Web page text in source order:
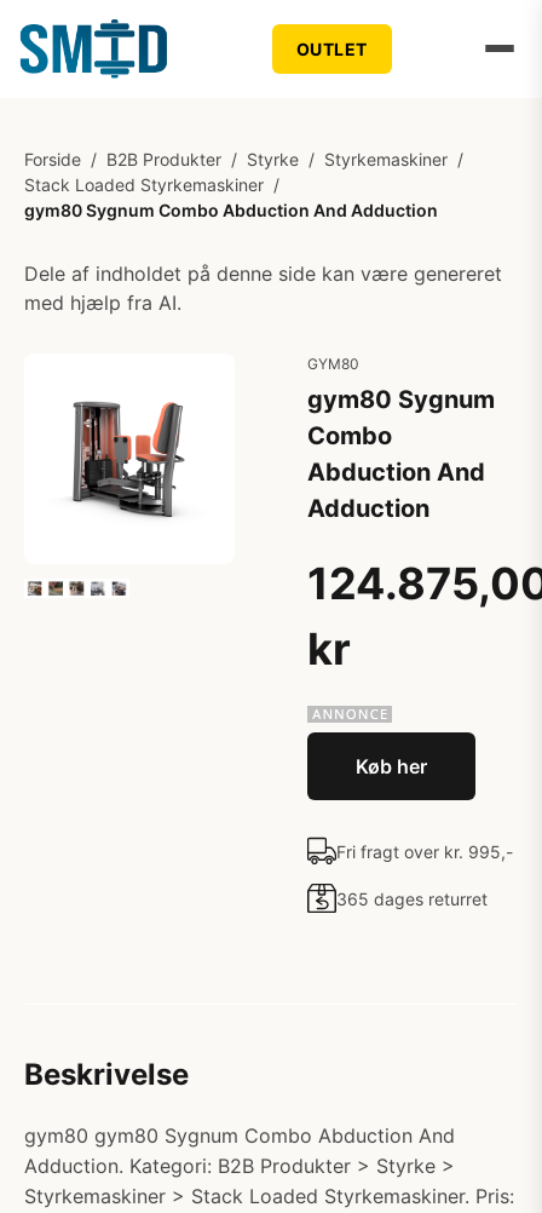
OUTLET
Forside / B2B Produkter / Styrke / Styrkemaskiner /
Stack Loaded Styrkemaskiner /
gym80 Sygnum Combo Abduction And Adduction
Dele af indholdet på denne side kan være genereret
med hjælp fra AI.
GYM80
gym80 Sygnum
Combo
Abduction And
Adduction
kr
Køb her
Fri fragt over kr. 995,-
365 dages returret
Beskrivelse
gym80 gym80 Sygnum Combo Abduction And
Adduction. Kategori: B2B Produkter > Styrke >
Styrkemaskiner > Stack Loaded Styrkemaskiner. Pris: